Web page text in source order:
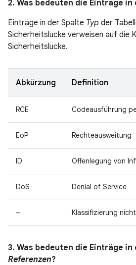
2. Was bedeuten die Einträge in
Einträge in der Spalte Typ der
Sicherheitslücke verweisen auf die
Sicherheitslücke.
Abkürzung Definition
RCE Codeausführung
EoP Rechteausweitung
ID Offenlegung von
DoS Denial of Service
– Klassifizierung
3. Was bedeuten die Einträge in
Referenzen?